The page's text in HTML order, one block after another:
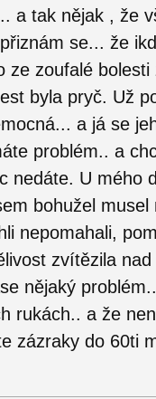
a tak nějak , že
se... že
ze zoufalé
byla pryč. Už
a já se
problém.. a
nedáte. U mého
bohužel
nepomahali,
zvítězila
nějaký
rukách.. a že
zázraky do 60ti